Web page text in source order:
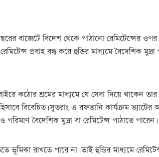
বাজেটে বিদেশ থেকে পাঠানো রেমিটেন্সের
প্রবাহ বন্ধ করে হুন্ডির মাধ্যমে বৈদেশিক
কঠোর শ্রমের মাধ্যমে যে সেবা দিয়ে থাকেন তার
বিবেচিত। সুতরাং এ রফতানি কার্যক্রম ভ্যাটের
বৈদেশিক মুদ্রা বা রেমিটেন্স পাঠাতে পারেন।
ভূমিকা রাখতে পারে না। তাই হুন্ডির মাধ্যমে